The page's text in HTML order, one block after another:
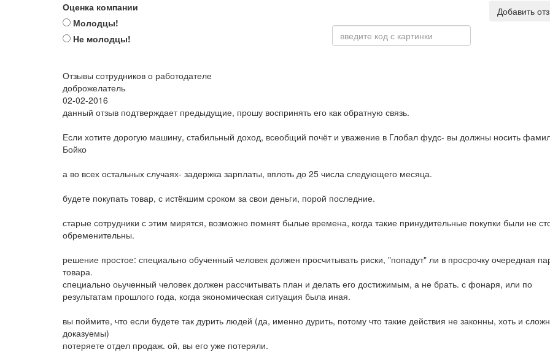
Оценка компании
Молодцы!
Не молодцы!
Добавить
Отзывы сотрудников о работодателе
доброжелатель
02-02-2016
данный отзыв подтверждает предыдущие, прошу воспринять его как обратную связь.
Если хотите дорогую машину, стабильный доход, всеобщий почёт и уважение в Глобал фудс- вы должны носить
Бойко
а во всех остальных случаях- задержка зарплаты, вплоть до 25 числа следующего месяца.
будете покупать товар, с истёкшим сроком за свои деньги, порой последние.
старые сотрудники с этим мирятся, возможно помнят былые времена, когда такие принудительные покупки были не
обременительны.
решение простое: специально обученный человек должен просчитывать риски, "попадут" ли в просрочку очередная
товара.
специально оьученный человек должен рассчитывать план и делать его достижимым, а не брать. с фонаря, или по
результатам прошлого года, когда экономическая ситуация была иная.
вы поймите, что если будете так дурить людей (да, именно дурить, потому что такие действия не законны, хоть и
доказуемы)
потеряете отдел продаж. ой, вы его уже потеряли.